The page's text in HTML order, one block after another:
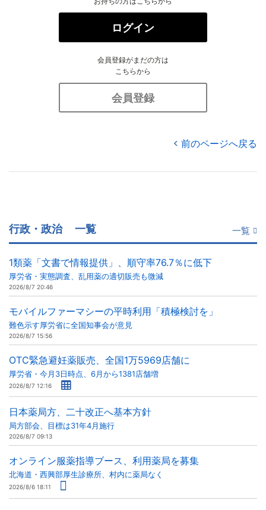
ログイン
会員登録がまだの方は
こちらから
会員登録
前のページへ戻る
行政・政治 一覧 一覧
1類薬「文書で情報提供」、順守率76.7％に低下
厚労省・実態調査、乱用薬の適切販売も微減
2026/8/7 20:46
モバイルファーマシーの平時利用「積極検討を」
難色示す厚労省に全国知事会が意見
2026/8/7 15:56
OTC緊急避妊薬販売、全国1万5969店舗に
厚労省・今月3日時点、6月から1381店舗増
2026/8/7 12:16
日本薬局方、二十改正へ基本方針
局方部会、目標は31年4月施行
2026/8/7 09:13
オンライン服薬指導ブース、利用薬局を募集
北海道・西興部厚生診療所、村内に薬局なく
2026/8/6 18:11